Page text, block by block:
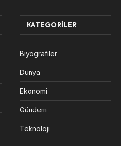
KATEGORILER
Biyografiler
Dünya
Ekonomi
Gündem
Teknoloji